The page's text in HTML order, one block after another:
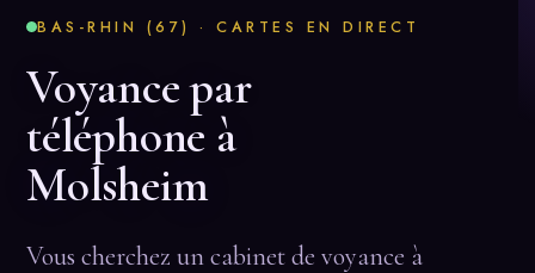
BAS-RHIN (67) · CARTES EN DIRECT
Voyance par
téléphone à
Molsheim
Vous cherchez un cabinet de voyance à